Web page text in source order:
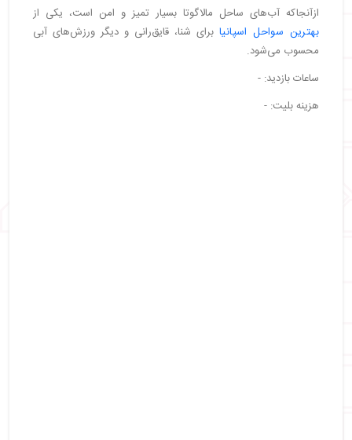
ازآنجاکه آب‌های ساحل مالاگوتا بسیار تمیز و امن است، یکی از
بهترین سواحل اسپانیابرای شنا، قایق‌رانی و دیگر ورزش‌های آبی
محسوب می‌شود.
ساعات بازدید: -
هزینه بلیت: -